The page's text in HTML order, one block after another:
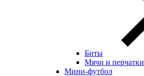
Биты
Мячи и перчатки
Мини-футбол